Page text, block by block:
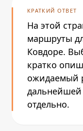
КРАТКИЙ ОТВЕТ
На этой
маршруты
Ковдоре.
кратко
ожидаемый
дальнейшей
отдельно.